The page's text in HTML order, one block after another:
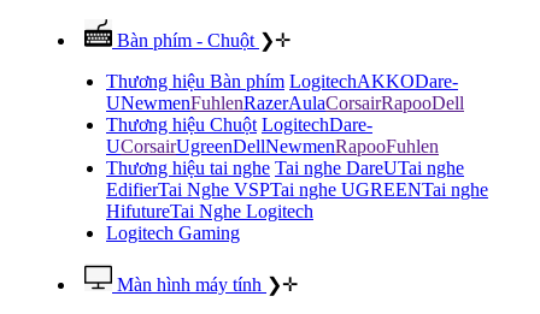
Bàn phím - Chuột ❯✛
Thương hiệu Bàn phím LogitechAKKODare-
UNewmenFuhlenRazerAulaCorsairRapooDell
Thương hiệu Chuột LogitechDare-
UCorsairUgreenDellNewmenRapooFuhlen
Thương hiệu tai nghe Tai nghe DareUTai nghe
EdifierTai Nghe VSPTai nghe UGREENTai nghe
HifutureTai Nghe Logitech
Logitech Gaming
Màn hình máy tính ❯✛